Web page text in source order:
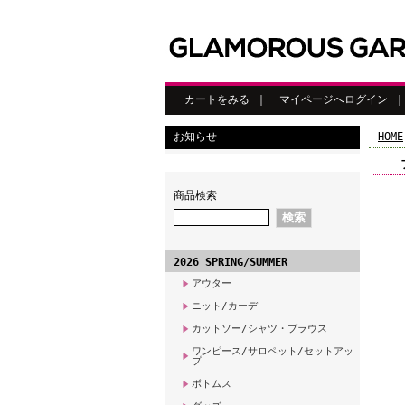
カートをみる マイページへログイン
お知らせ
商品検索
2026 SPRING/SUMMER
アウター
ニット/カーデ
カットソー/シャツ・ブラウス
ワンピース/サロペット/セットアッ
プ
ボトムス
HOME